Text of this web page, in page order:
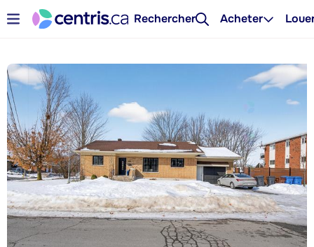
Rechercher Acheter